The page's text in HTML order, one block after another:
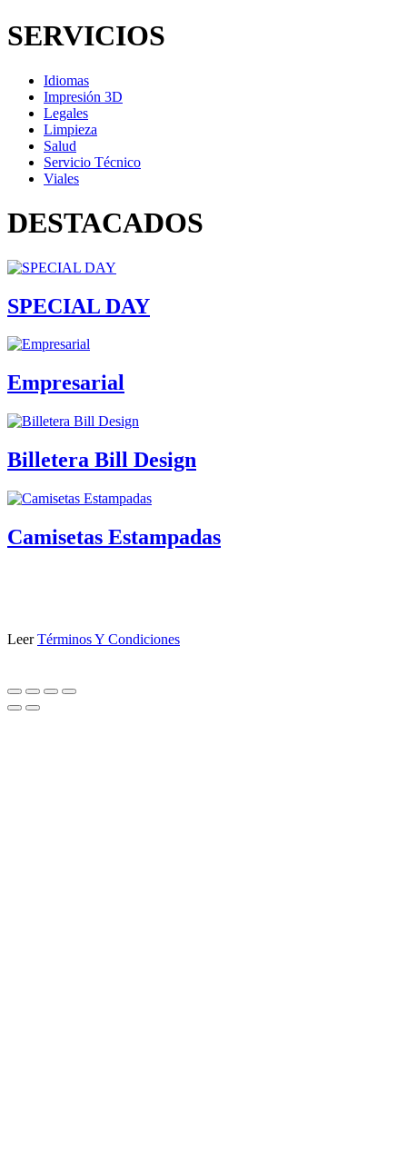
SERVICIOS
Idiomas
Impresión 3D
Legales
Limpieza
Salud
Servicio Técnico
Viales
DESTACADOS
SPECIAL DAY
Empresarial
Billetera Bill Design
Camisetas Estampadas
LeerTérminos Y Condiciones